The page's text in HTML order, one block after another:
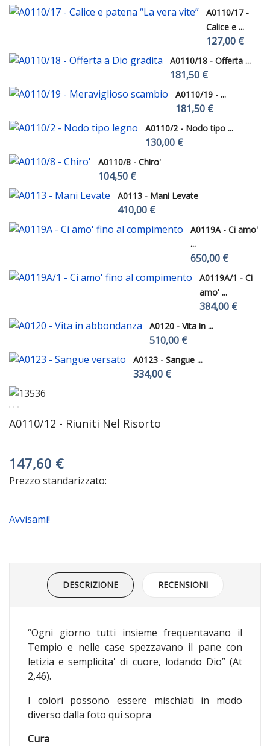
A0110/17 -
Calice e ...
127,00 €
A0110/18 - Offerta ...
181,50 €
A0110/19 - ...
181,50 €
A0110/2 - Nodo tipo ...
130,00 €
A0110/8 - Chiro'
104,50 €
A0113 - Mani Levate
410,00 €
A0119A - Ci amo'
...
650,00 €
A0119A/1 - Ci
amo' ...
384,00 €
A0120 - Vita in ...
510,00 €
A0123 - Sangue ...
334,00 €
A0110/12 - Riuniti Nel Risorto
147,60 €
Prezzo standarizzato:
Avvisami!
DESCRIZIONE RECENSIONI
“Ogni giorno tutti insieme frequentavano il
Tempio e nelle case spezzavano il pane con
letizia e semplicita' di cuore, lodando Dio” (At
2,46).
I colori possono essere mischiati in modo
diverso dalla foto qui sopra
Cura